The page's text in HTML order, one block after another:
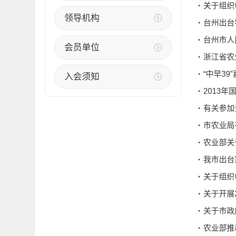
领导机构
会员单位
入会须知
关于组
台州出
台州市
浙江省
“中早
2013年
有关参
市农业
农业部
我市出
关于组
关于开
关于市
农业部